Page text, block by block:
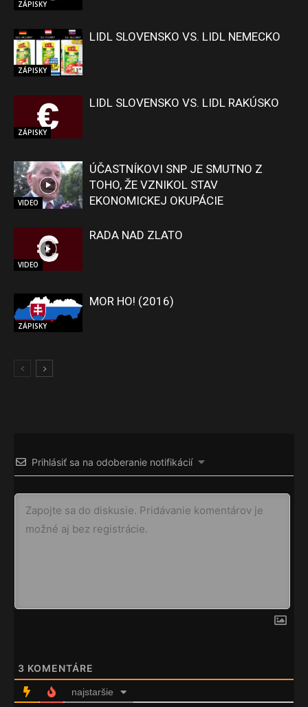
ZÁPISKY
ZÁPISKY
LIDL SLOVENSKO VS. LIDL NEMECKO
ZÁPISKY
LIDL SLOVENSKO VS. LIDL RAKÚSKO
VIDEO
ÚČASTNÍKOVI SNP JE SMUTNO Z
TOHO, ŽE VZNIKOL STAV
EKONOMICKEJ OKUPÁCIE
VIDEO
RADA NAD ZLATO
ZÁPISKY
MOR HO! (2016)
Prihlásiť sa na odoberanie notifikácií
3 KOMENTÁRE
najstaršie